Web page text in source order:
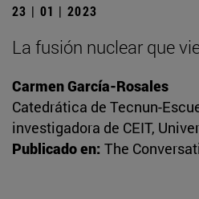
23 | 01 | 2023
La fusión nuclear que
Carmen García-Rosales
Catedrática de Tecnun-
investigadora de CEIT,
Publicado en: The